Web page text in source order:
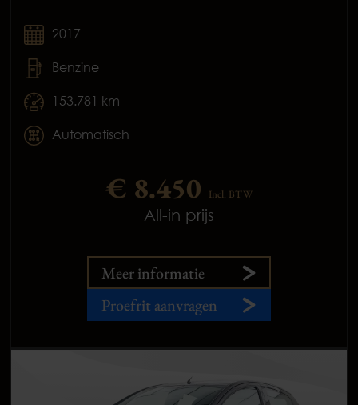
2017
Benzine
153.781 km
Automatisch
€ 8.450 Incl. BTW
All-in prijs
Meer informatie
Proefrit aanvragen